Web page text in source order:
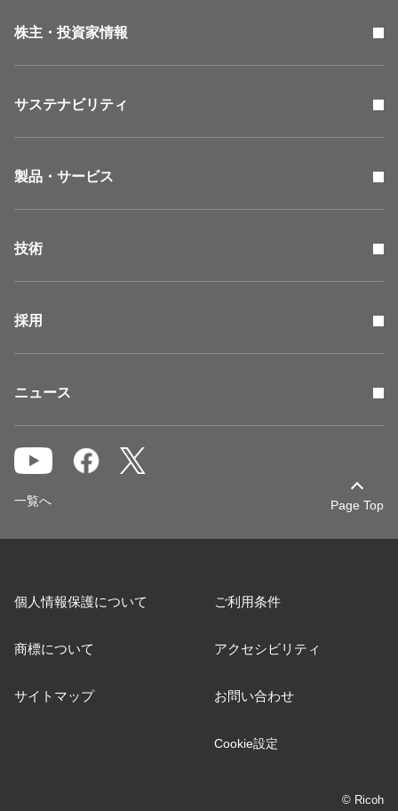
株主・投資家情報
サステナビリティ
製品・サービス
技術
採用
ニュース
Page Top
一覧へ
個人情報保護について ご利用条件
商標について アクセシビリティ
サイトマップ お問い合わせ
Cookie設定
© Ricoh